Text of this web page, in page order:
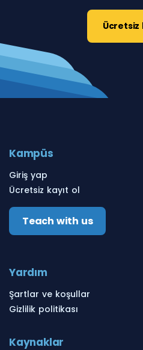
Ücretsiz
Kampüs
Giriş yap
Ücretsiz kayıt ol
Teach with us
Yardım
Şartlar ve koşullar
Gizlilik politikası
Kaynaklar